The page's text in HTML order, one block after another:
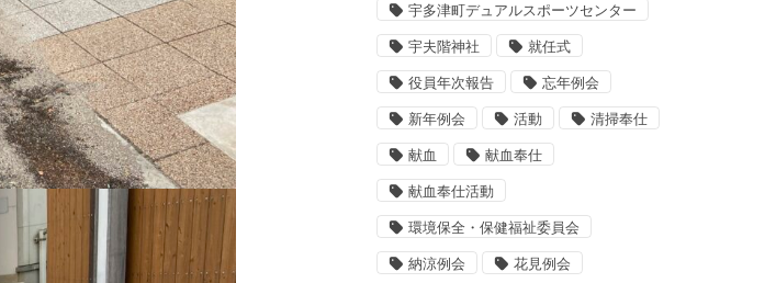
宇多津町デュアルスポーツセンター
宇夫階神社 就任式
役員年次報告 忘年例会
新年例会 活動 清掃奉仕
献血 献血奉仕
献血奉仕活動
環境保全・保健福祉委員会
納涼例会 花見例会